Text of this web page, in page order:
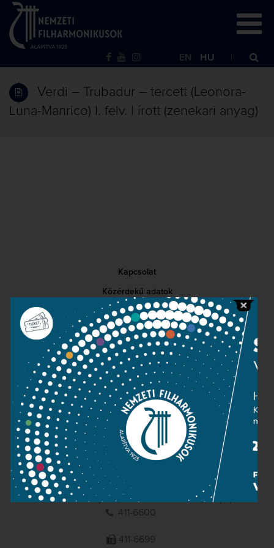
EN HU
Verdi – Trubadur – tercett (Leonora-
Luna-Manrico) I. felv. | írott (zenekari anyag)
Kapcsolat
Közérdekű adatok
Sajtószoba
Adatvédelem
Impresszum
NEMZETI
FILHARMONIKUSOK
1095 Budapest, Komor Marcell u. 1. (Müpa)
411-6600
411-6699